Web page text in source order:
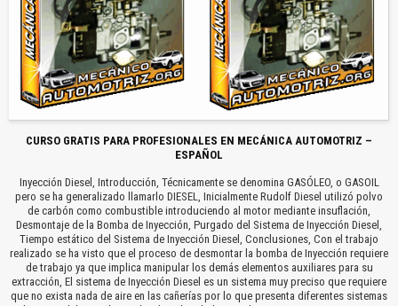
CURSO GRATIS PARA PROFESIONALES EN MECÁNICA AUTOMOTRIZ –
ESPAÑOL
Inyección Diesel, Introducción, Técnicamente se denomina GASÓLEO, o GASOIL
pero se ha generalizado llamarlo DIESEL, Inicialmente Rudolf Diesel utilizó polvo
de carbón como combustible introduciendo al motor mediante insuflación,
Desmontaje de la Bomba de Inyección, Purgado del Sistema de Inyección Diesel,
Tiempo estático del Sistema de Inyección Diesel, Conclusiones, Con el trabajo
realizado se ha visto que el proceso de desmontar la bomba de Inyección requiere
de trabajo ya que implica manipular los demás elementos auxiliares para su
extracción, El sistema de Inyección Diesel es un sistema muy preciso que requiere
que no exista nada de aire en las cañerías por lo que presenta diferentes sistemas